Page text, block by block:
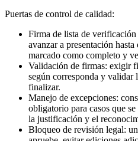
Puertas de control de calidad:
Firma de lista de
avanzar a presentación
marcado como completo y
Validación de firmas: exigir
según corresponda y validar
finalizar.
Manejo de excepciones:
obligatorio para casos que
la justificación y el
Bloqueo de revisión legal: